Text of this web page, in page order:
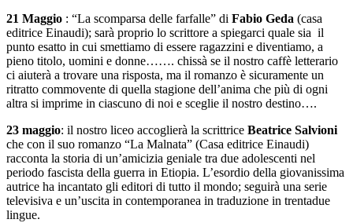
21 Maggio : “La scomparsa delle farfalle” di Fabio Geda (casa
editrice Einaudi); sarà proprio lo scrittore a spiegarci quale sia il
punto esatto in cui smettiamo di essere ragazzini e diventiamo, a
pieno titolo, uomini e donne……. chissà se il nostro caffè letterario
ci aiuterà a trovare una risposta, ma il romanzo è sicuramente un
ritratto commovente di quella stagione dell’anima che più di ogni
altra si imprime in ciascuno di noi e sceglie il nostro destino….
23 maggio: il nostro liceo accoglierà la scrittrice Beatrice Salvioni
che con il suo romanzo “La Malnata” (Casa editrice Einaudi)
racconta la storia di un’amicizia geniale tra due adolescenti nel
periodo fascista della guerra in Etiopia. L’esordio della giovanissima
autrice ha incantato gli editori di tutto il mondo; seguirà una serie
televisiva e un’uscita in contemporanea in traduzione in trentadue
lingue.